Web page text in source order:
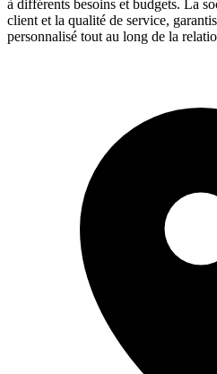
à différents besoins et budgets. La
client et la qualité de service,
personnalisé tout au long de la